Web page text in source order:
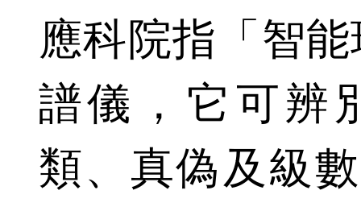
應科院指「智
譜儀，它可辨
類、真偽及級